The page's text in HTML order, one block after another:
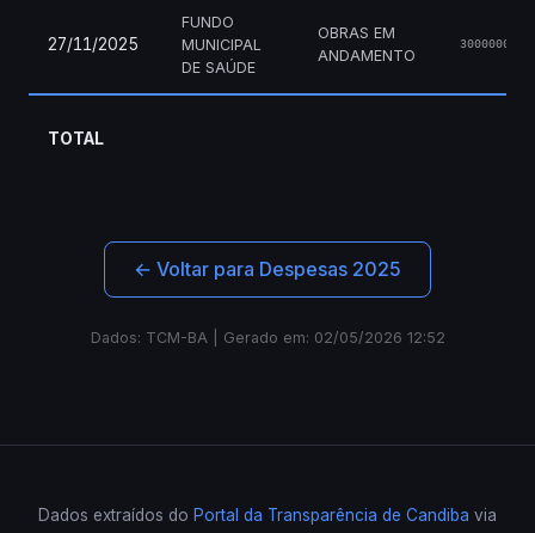
27/11/2025
FUNDO
MUNICIPAL
DE SAÚDE
OBRAS EM
ANDAMENTO
3000000880
TOTAL
← Voltar para Despesas 2025
Dados: TCM-BA | Gerado em: 02/05/2026 12:52
Dados extraídos do Portal da Transparência de Candiba via